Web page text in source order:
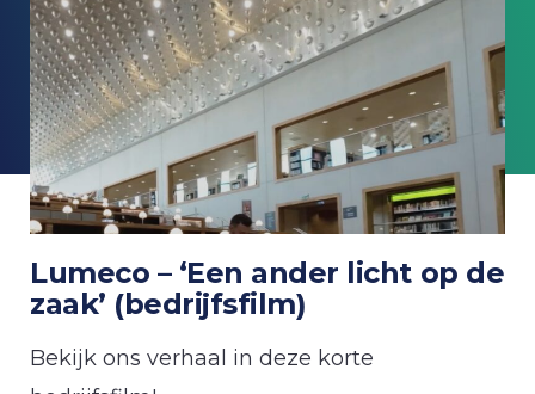
Lumeco – ‘Een ander licht op de
zaak’ (bedrijfsfilm)
Bekijk ons verhaal in deze korte